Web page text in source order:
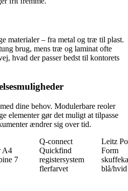
materialer – fra metal og træ til plast.
brug, mens træ og laminat ofte
hvad der passer bedst til kontorets
dine behov. Modulerbare reoler
elementer gør det muligt at tilpasse
ændrer sig over tid.
A4
7
Q-connect
Quickfind
registersystem
flerfarvet
Leitz
Form
blå/hvid